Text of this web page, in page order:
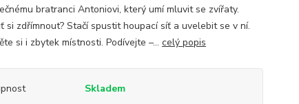
bratranci Antoniovi, který umí mluvit se zvířaty.
si zdřímnout? Stačí spustit houpací síť a uvelebit se v ní.
si i zbytek místnosti. Podívejte –... celý popis
Skladem